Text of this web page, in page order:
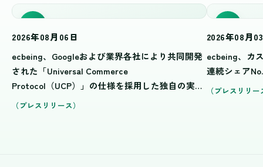
2026年08月06日
ecbeing、Googleおよび業界各社により共同開発
された「Universal Commerce
Protocol（UCP）」の仕様を採用した独自の実装
を推進
プレスリリース
2026年08月
ecbeing、カ
連続シェア
プレスリリー